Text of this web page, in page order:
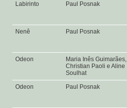
Labirinto Paul Posnak
Nenê Paul Posnak
Odeon
Maria Inês Guimarães,
Christian Paoli e Aline
Soulhat
Odeon Paul Posnak